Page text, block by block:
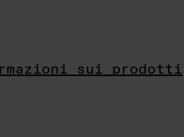
sui prodotti